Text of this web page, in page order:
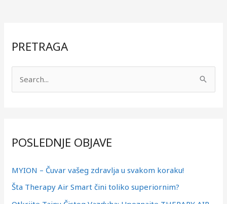
PRETRAGA
р
г
а
POSLEDNJE OBJAVE
MYION – Čuvar vašeg zdravlja u svakom koraku!
Šta Therapy Air Smart čini toliko superiornim?